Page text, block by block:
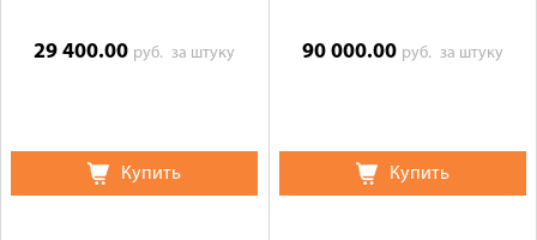
29 400.00 руб.за штуку
Купить
90 000.00 руб. за штуку
Купить